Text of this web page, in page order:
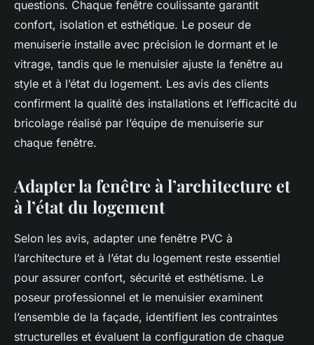
questions. Chaque fenêtre coulissante garantit
confort, isolation et esthétique. Le poseur de
menuiserie installe avec précision le dormant et le
vitrage, tandis que le menuisier ajuste la fenêtre au
style et à l’état du logement. Les avis des clients
confirment la qualité des installations et l’efficacité du
bricolage réalisé par l’équipe de menuiserie sur
chaque fenêtre.
Adapter la fenêtre à l’architecture et
à l’état du logement
Selon les avis, adapter une fenêtre PVC à
l’architecture et à l’état du logement reste essentiel
pour assurer confort, sécurité et esthétisme. Le
poseur professionnel et le menuisier examinent
l’ensemble de la façade, identifient les contraintes
structurelles et évaluent la configuration de chaque